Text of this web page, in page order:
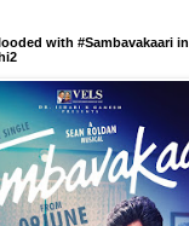
with #Sambavakaari in